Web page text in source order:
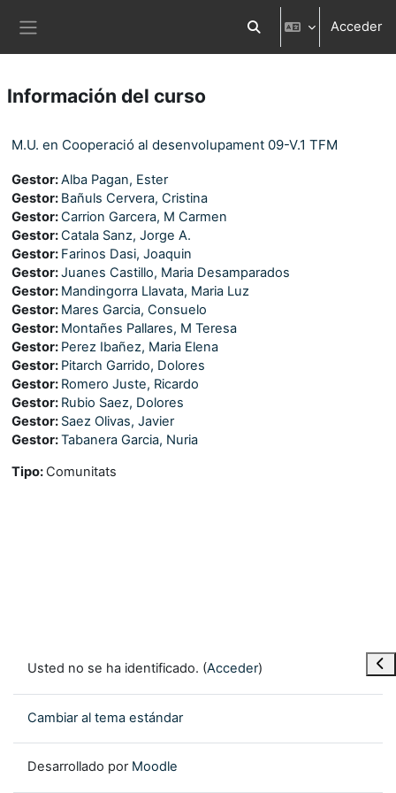
Selector de búsqueda
Acceder
Información del curso
M.U. en Cooperació al desenvolupament 09-V.1 TFM
Gestor:Alba Pagan, Ester
Gestor: Bañuls Cervera, Cristina
Gestor:Carrion Garcera, M Carmen
Gestor:Catala Sanz, Jorge A.
Gestor: Farinos Dasi, Joaquin
Gestor:Juanes Castillo, Maria Desamparados
Gestor: Mandingorra Llavata, Maria Luz
Gestor: Mares Garcia, Consuelo
Gestor: Montañes Pallares, M Teresa
Gestor: Perez Ibañez, Maria Elena
Gestor: Pitarch Garrido, Dolores
Gestor: Romero Juste, Ricardo
Gestor: Rubio Saez, Dolores
Gestor: Saez Olivas, Javier
Gestor:Tabanera Garcia, Nuria
Tipo: Comunitats
Usted no se ha identificado. (Acceder)
Cambiar al tema estándar
Desarrollado por Moodle